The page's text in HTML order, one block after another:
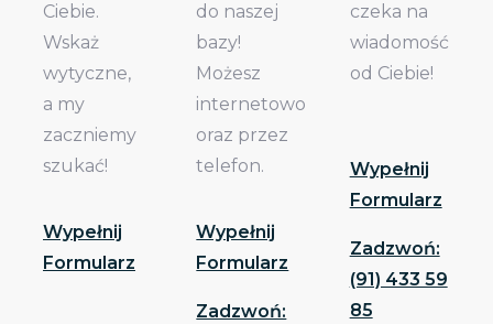
Ciebie.
Wskaż
wytyczne,
a my
zaczniemy
szukać!
Wypełnij
Formularz
do naszej
bazy!
Możesz
internetowo
oraz przez
telefon.
Wypełnij
Formularz
Zadzwoń:
czeka na
wiadomość
od Ciebie!
Wypełnij
Formularz
Zadzwoń:
(91) 433 59
85